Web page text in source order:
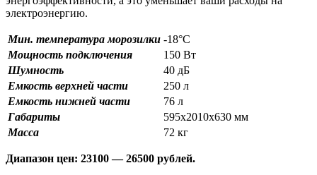
электроэнергию.
Мин. температура морозилки -18°С
Мощность подключения
150 Вт
Шумность
40 дБ
Емкость верхней части
250 л
Емкость нижней части
76 л
Габариты
595х2010х630 мм
Масса
72 кг
Диапазон цен: 23100 — 26500 рублей.